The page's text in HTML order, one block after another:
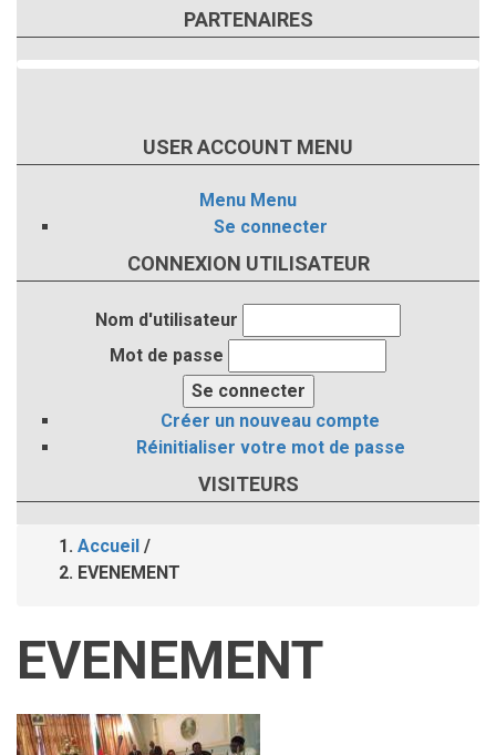
PARTENAIRES
USER ACCOUNT MENU
Menu Menu
Se connecter
CONNEXION UTILISATEUR
Nom d'utilisateur
Mot de passe
Créer un nouveau compte
Réinitialiser votre mot de passe
VISITEURS
Fil
Accueil /
EVENEMENT
EVENEMENT
Image